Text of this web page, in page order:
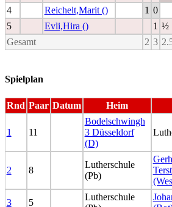
4 Reichelt,Marit () 1 0
5
Evli,Hira () 1 ½
Gesamt
2 3
Spielplan
Rnd Paar Datum Heim
1 11
Bodelschwingh
3 Düsseldorf
(D)
2 8
Lutherschule
(Pb)
3 5
Lutherschule